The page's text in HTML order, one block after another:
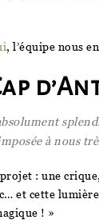
, l’équipe nous
à nous
: une
et cette
! »